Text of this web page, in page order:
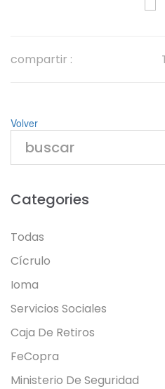
compartir :
Volver
Categories
Todas
Cícrulo
Ioma
Servicios Sociales
Caja De Retiros
FeCopra
Ministerio De Seguridad